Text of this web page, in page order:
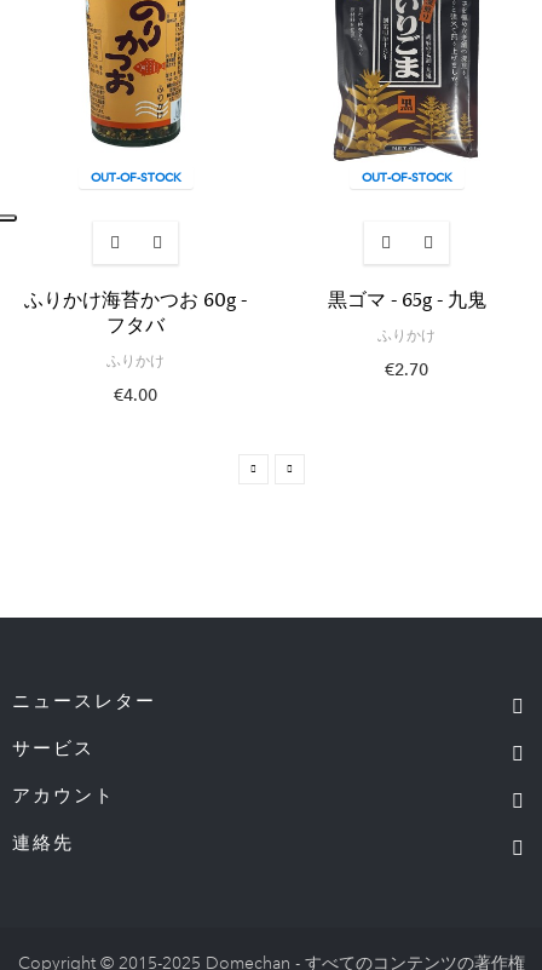
OUT-OF-STOCK
ふりかけ海苔かつお 60g -
フタバ
ふりかけ
€4.00
OUT-OF-STOCK
黒ゴマ - 65g - 九鬼
ふりかけ
€2.70
ニュースレター
サービス
アカウント
連絡先
Copyright © 2015-2025 Domechan - すべてのコンテンツの著作権